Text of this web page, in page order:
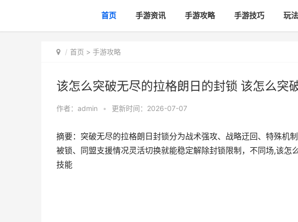
首页 手游资讯 手游攻略 手游技巧 玩
首页 > 手游攻略
该怎么突破无尽的拉格朗日的封锁 该怎么突
作者： admin • 更新时间：2026-07-07
摘要：突破无尽的拉格朗日封锁分为战术强攻、战略迂回、特殊机
被锁、同盟支援情况灵活切换就能稳定解除封锁限制，不同场,该怎
技能